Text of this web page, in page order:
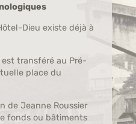
Dieu existe déjà à
transféré au Pré-
place du
de Jeanne Roussier
fonds ou bâtiments